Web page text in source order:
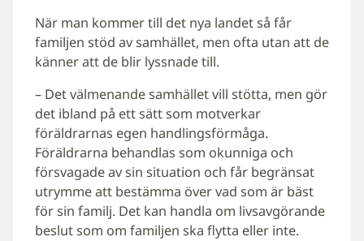
När man kommer till det nya landet så får
familjen stöd av samhället, men ofta utan att de
känner att de blir lyssnade till.
– Det välmenande samhället vill stötta, men gör
det ibland på ett sätt som motverkar
föräldrarnas egen handlingsförmåga.
Föräldrarna behandlas som okunniga och
försvagade av sin situation och får begränsat
utrymme att bestämma över vad som är bäst
för sin familj. Det kan handla om livsavgörande
beslut som om familjen ska flytta eller inte.